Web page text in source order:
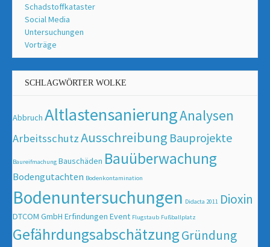
Schadstoffkataster
Social Media
Untersuchungen
Vorträge
SCHLAGWÖRTER WOLKE
Abbruch AltlastensanierungAnalysen
ArbeitsschutzAusschreibung Bauprojekte
Baureifmachung Bauschäden Bauüberwachung
Bodengutachten Bodenkontamination
Bodenuntersuchungen Didacta 2011 Dioxin
DTCOM GmbH Erfindungen Event Flugstaub Fußballplatz
GefährdungsabschätzungGründung